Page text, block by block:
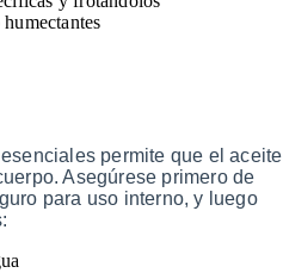
permite que el aceite
Asegúrese primero de
para uso interno, y luego